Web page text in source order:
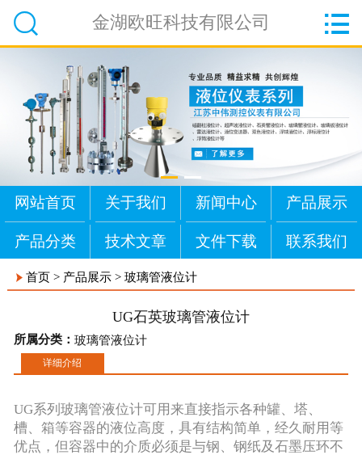
金湖欧旺科技有限公司 

网站首页 关于我们 新闻中心 产品展示
产品分类 技术文章 文件下载 联系我们
首页 > 产品展示 >玻璃管液位计
UG石英玻璃管液位计
所属分类：玻璃管液位计
详细介绍
UG系列玻璃管液位计可用来直接指示各种罐、塔、
槽、箱等容器的液位高度，具有结构简单，经久耐用等
优点，但容器中的介质必须是与钢、钢纸及石墨压环不